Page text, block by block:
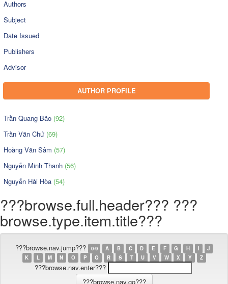
Authors
Subject
Date Issued
Publishers
Advisor
AUTHOR PROFILE
Trần Quang Bảo (92)
Trần Văn Chứ (69)
Hoàng Văn Sâm (57)
Nguyễn Minh Thanh (56)
Nguyễn Hải Hòa (54)
???browse.full.header??? ???
browse.type.item.title???
???browse.nav.jump??? 0-9 A B C D E F G H I
J
K
L M N O P Q R S T U V W X Y Z
???browse.nav.enter???